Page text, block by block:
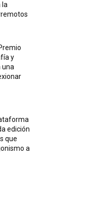
la
y
una
edición
que
a